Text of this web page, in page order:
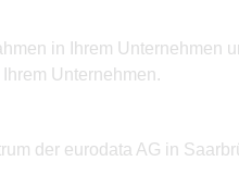
in Ihrem Unternehmen
Unternehmen.
der eurodata AG in